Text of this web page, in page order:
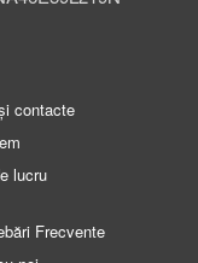
contacte
lucru
Frecvente